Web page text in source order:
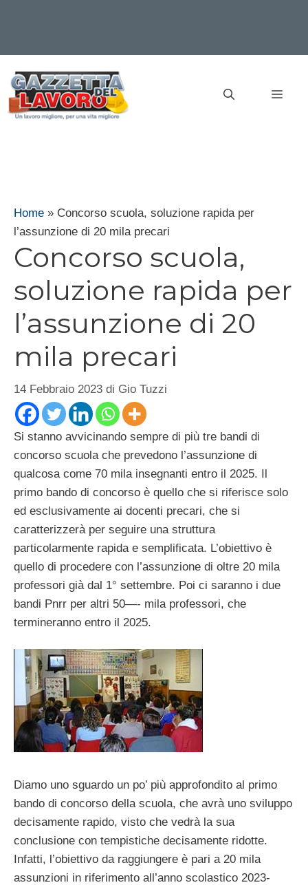
contenuto
Home » Concorso scuola, soluzione rapida per
l’assunzione di 20 mila precari
Concorso scuola,
soluzione rapida per
l’assunzione di 20
mila precari
14 Febbraio 2023 di Gio Tuzzi
Si stanno avvicinando sempre di più tre bandi di
concorso scuola che prevedono l’assunzione di
qualcosa come 70 mila insegnanti entro il 2025. Il
primo bando di concorso è quello che si riferisce solo
ed esclusivamente ai docenti precari, che si
caratterizzerà per seguire una struttura
particolarmente rapida e semplificata. L’obiettivo è
quello di procedere con l’assunzione di oltre 20 mila
professori già dal 1° settembre. Poi ci saranno i due
bandi Pnrr per altri 50—- mila professori, che
termineranno entro il 2025.
Diamo uno sguardo un po’ più approfondito al primo
bando di concorso della scuola, che avrà uno sviluppo
decisamente rapido, visto che vedrà la sua
conclusione con tempistiche decisamente ridotte.
Infatti, l’obiettivo da raggiungere è pari a 20 mila
assunzioni in riferimento all’anno scolastico 2023-